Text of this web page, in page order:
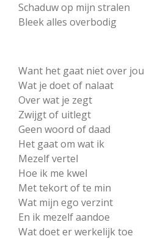
Schaduw op mijn stralen
Bleek alles overbodig
Want het gaat niet over jou
Wat je doet of nalaat
Over wat je zegt
Zwijgt of uitlegt
Geen woord of daad
Het gaat om wat ik
Mezelf vertel
Hoe ik me kwel
Met tekort of te min
Wat mijn ego verzint
En ik mezelf aandoe
Wat doet er werkelijk toe